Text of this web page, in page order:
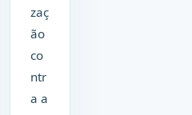
zaç
ão
co
ntr
a a